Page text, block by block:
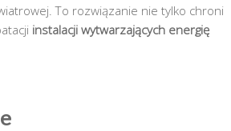
To rozwiązanie nie tylko chroni
instalacji wytwarzających energię